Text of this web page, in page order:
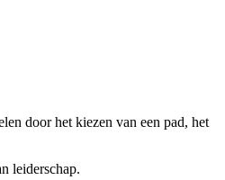
door het kiezen van een pad, het
leiderschap.